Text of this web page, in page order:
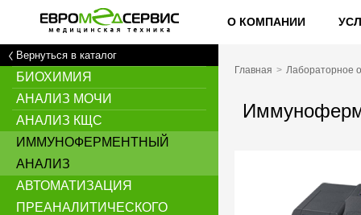
О КОМПАНИИ
Вернуться в каталог
БИОХИМИЯ
АНАЛИЗ МОЧИ
АНАЛИЗ КЩС
ИММУНОФЕРМЕНТНЫЙ
АНАЛИЗ
АВТОМАТИЗАЦИЯ
ПРЕАНАЛИТИЧЕСКОГО
Главная Лабораторное